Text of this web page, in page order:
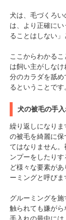
犬は、毛づくろ
は、より正確に
ることはしない」
ここからわかる
は飼い主がしな
分のカラダを舐
るということです
犬の被毛の手
繰り返しになり
の被毛を綺麗に保
てはなりません
ンプーをしたり
ど様々な要素が
ーミングと呼びま
グルーミングを
触られても嫌が